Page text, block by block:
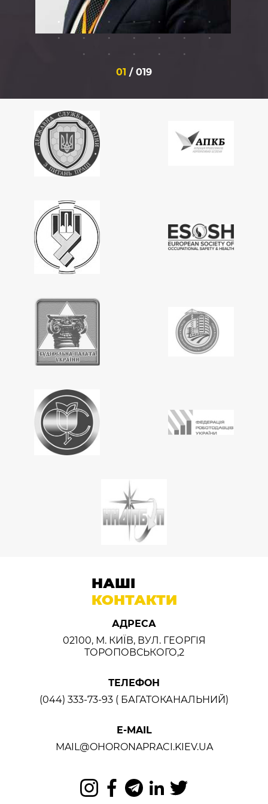
01 / 019
НАШІ
КОНТАКТИ
АДРЕСА
02100, М. КИЇВ, ВУЛ. ГЕОРГІЯ
ТОРОПОВСЬКОГО,2
ТЕЛЕФОН
(044) 333-73-93 ( БАГАТОКАНАЛЬНИЙ)
E-MAIL
MAIL@OHORONAPRACI.KIEV.UA